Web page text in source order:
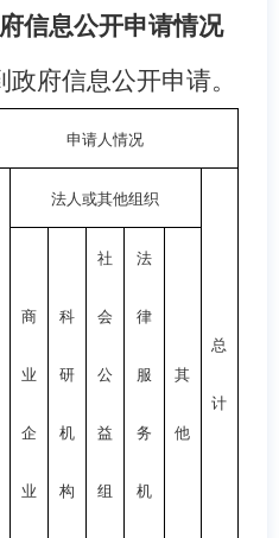
信息公开申请情况
府信息公开申请。
申请人情况
法人或其他组织
总
计
商
业
企
业
科
研
机
构
社
会
公
益
组
法
律
服
务
机
其
他